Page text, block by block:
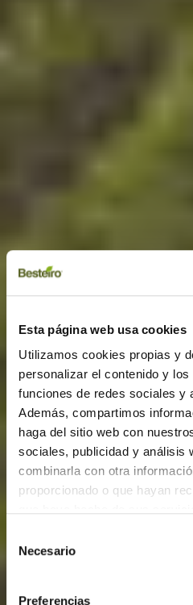
Esta página web usa cookies
Utilizamos cookies propias y
personalizar el contenido y
funciones de redes sociales y
Además, compartimos
haga del sitio web con
sociales, publicidad y análisis
combinarla con otra
proporcionado o que hayan
Necesario
Preferencias